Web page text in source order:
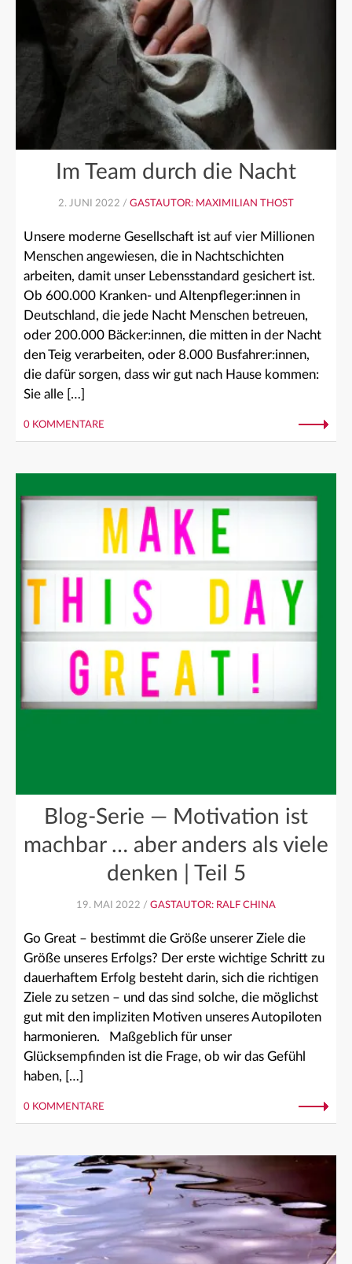
Im Team durch die Nacht
2. JUNI 2022 / GASTAUTOR: MAXIMILIAN THOST
Unsere moderne Gesellschaft ist auf vier Millionen
Menschen angewiesen, die in Nachtschichten
arbeiten, damit unser Lebensstandard gesichert ist.
Ob 600.000 Kranken- und Altenpfleger:innen in
Deutschland, die jede Nacht Menschen betreuen,
oder 200.000 Bäcker:innen, die mitten in der Nacht
den Teig verarbeiten, oder 8.000 Busfahrer:innen,
die dafür sorgen, dass wir gut nach Hause kommen:
Sie alle […]
0 KOMMENTARE
Blog-Serie — Motivation ist
machbar … aber anders als viele
denken | Teil 5
19. MAI 2022 / GASTAUTOR: RALF CHINA
Go Great – bestimmt die Größe unserer Ziele die
Größe unseres Erfolgs? Der erste wichtige Schritt zu
dauerhaftem Erfolg besteht darin, sich die richtigen
Ziele zu setzen – und das sind solche, die möglichst
gut mit den impliziten Motiven unseres Autopiloten
harmonieren. Maßgeblich für unser
Glücksempfinden ist die Frage, ob wir das Gefühl
haben, […]
0 KOMMENTARE